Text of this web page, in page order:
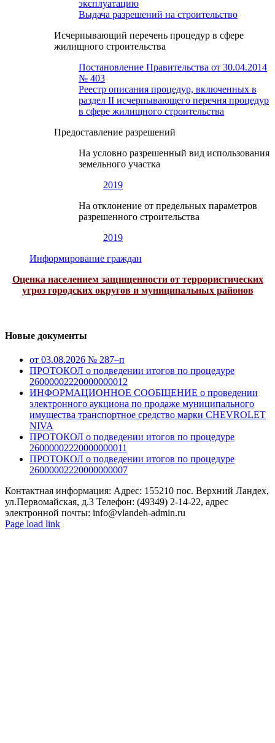
эксплуатацию
Выдача разрешений на строительство
Исчерпывающий перечень процедур в сфере
жилищного строительства
Постановление Правительства от 30.04.2014
№ 403
Реестр описания процедур, включенных в
раздел II исчерпывающего перечня процедур
в сфере жилищного строительства
Предоставление разрешений
На условно разрешенный вид использования
земельного участка
2019
На отклонение от предельных параметров
разрешенного строительства
2019
Информирование граждан
Оценка населением защищенности от террористических
угроз городских округов и муниципальных районов
Новые документы
от 03.08.2026 № 287–п
ПРОТОКОЛ о подведении итогов по процедуре
26000002220000000012
ИНФОРМАЦИОННОЕ СООБЩЕНИЕ о проведении
электронного аукциона по продаже муниципального
имущества транспортное средство марки CHEVROLET
NIVA
ПРОТОКОЛ о подведении итогов по процедуре
26000002220000000011
ПРОТОКОЛ о подведении итогов по процедуре
26000002220000000007
Контактная информация: Адрес: 155210 пос. Верхний Ландех,
ул.Первомайская, д.3 Телефон: (49349) 2-14-22, адрес
электронной почты: info@vlandeh-admin.ru
Page load link